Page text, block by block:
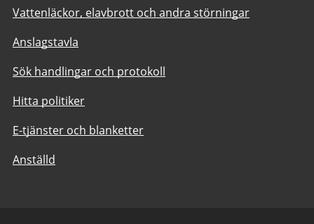
Vattenläckor, elavbrott och andra störningar
Anslagstavla
Sök handlingar och protokoll
Hitta politiker
E-tjänster och blanketter
Anställd